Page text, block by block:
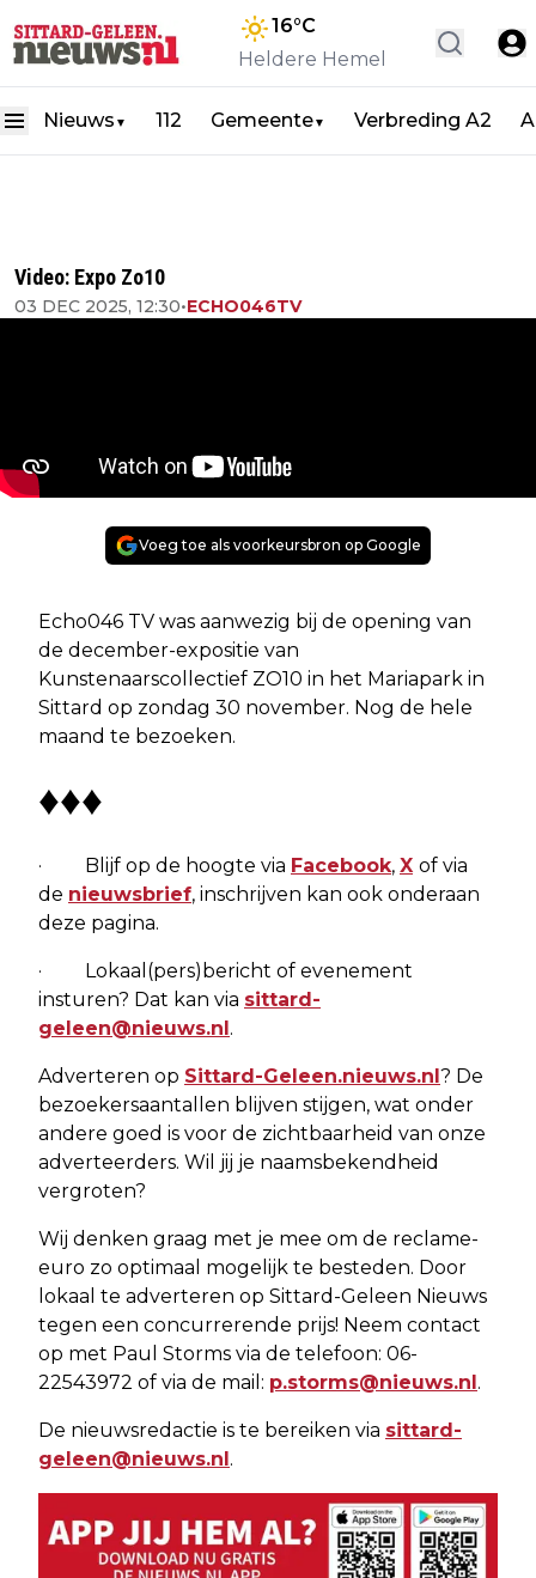
16°C
Heldere Hemel
Nieuws ▼ 112 Gemeente▼ Verbreding A2
Video: Expo Zo10
03 DEC 2025, 12:30•ECHO046TV
Voeg toe als voorkeursbron op Google
Echo046 TV was aanwezig bij de opening van
de december-expositie van
Kunstenaarscollectief ZO10 in het Mariapark in
Sittard op zondag 30 november. Nog de hele
maand te bezoeken.
♦♦♦
· Blijf op de hoogte via Facebook, X of via
de nieuwsbrief, inschrijven kan ook onderaan
deze pagina.
· Lokaal(pers)bericht of evenement
insturen? Dat kan via sittard-
geleen@nieuws.nl.
Adverteren op Sittard-Geleen.nieuws.nl? De
bezoekersaantallen blijven stijgen, wat onder
andere goed is voor de zichtbaarheid van onze
adverteerders. Wil jij je naamsbekendheid
vergroten?
Wij denken graag met je mee om de reclame-
euro zo optimaal mogelijk te besteden. Door
lokaal te adverteren op Sittard-Geleen Nieuws
tegen een concurrerende prijs! Neem contact
op met Paul Storms via de telefoon: 06-
22543972 of via de mail: p.storms@nieuws.nl.
De nieuwsredactie is te bereiken via sittard-
geleen@nieuws.nl.